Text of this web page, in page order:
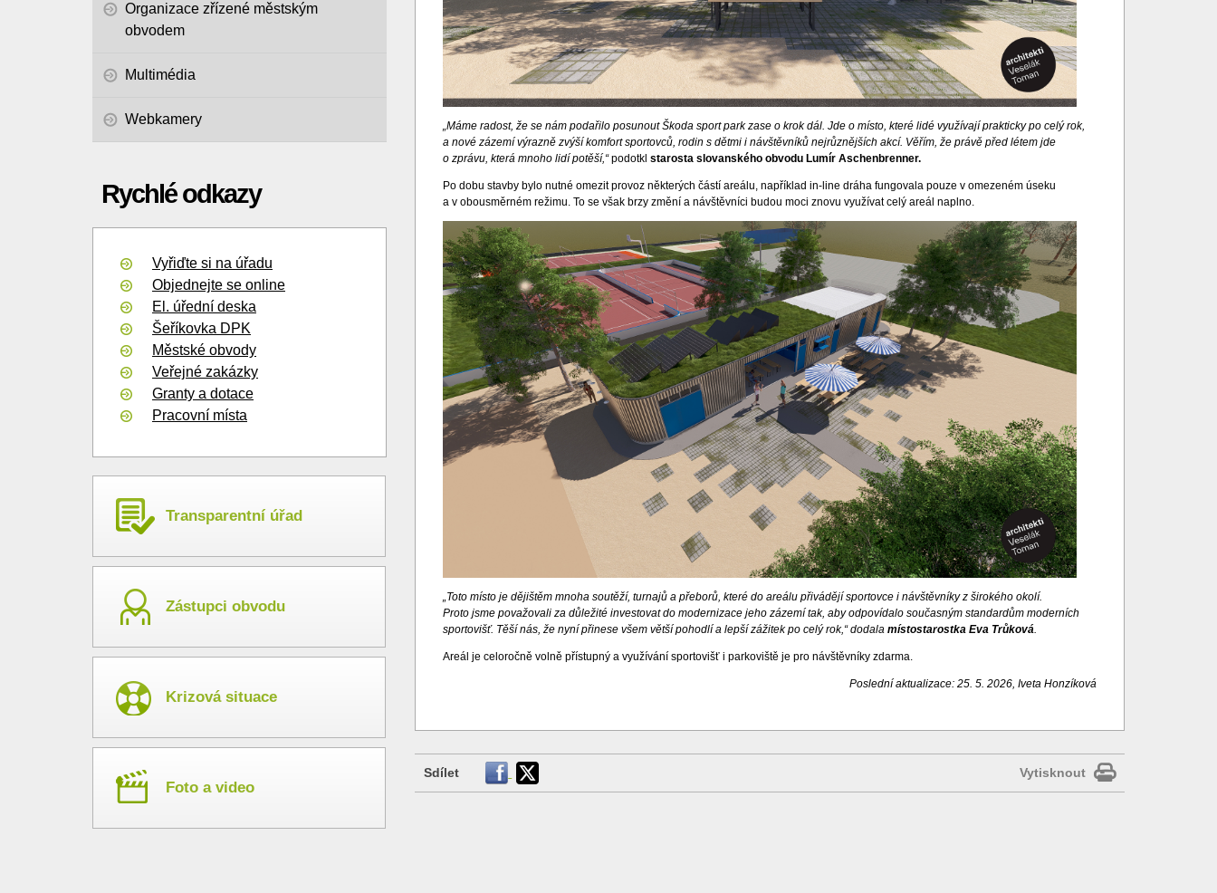
„Máme radost, že se nám podařilo posunout Škoda sport park zase o krok dál. Jde o místo, které lidé využívají prakticky po celý rok,
a nové zázemí výrazně zvýší komfort sportovců, rodin s dětmi i návštěvníků nejrůznějších akcí. Věřím, že právě před létem jde
o zprávu, která mnoho lidí potěší,“podotklstarosta slovanského obvodu Lumír Aschenbrenner.
Po dobu stavby bylo nutné omezit provoz některých částí areálu, například in-line dráha fungovala pouze v omezeném úseku
a v obousměrném režimu. To se však brzy změní a návštěvníci budou moci znovu využívat celý areál naplno.
„Toto místo je dějištěm mnoha soutěží, turnajů a přeborů, které do areálu přivádějí sportovce i návštěvníky z širokého okolí.
Proto jsme považovali za důležité investovat do modernizace jeho zázemí tak, aby odpovídalo současným standardům moderních
sportovišť. Těší nás, že nyní přinese všem větší pohodlí a lepší zážitek po celý rok,“ dodalamístostarostka Eva Trůková
Areál je celoročně volně přístupný a využívání sportovišť i parkoviště je pro návštěvníky zdarma.
Poslední aktualizace: 25. 5. 2026, Iveta Honzíková
Sdílet Vytisknout
Organizace zřízené městským
obvodem
Multimédia
Webkamery
Rychlé odkazy
Vyřiďte si na úřadu
Objednejte se online
El. úřední deska
Šeříkovka DPK
Městské obvody
Veřejné zakázky
Granty a dotace
Pracovní místa
Transparentní úřad
Zástupci obvodu
Krizová situace
Foto a video